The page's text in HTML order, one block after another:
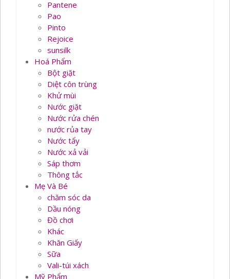
Pantene
Pao
Pinto
Rejoice
sunsilk
Hoá Phẩm
Bột giặt
Diệt côn trùng
Khử mùi
Nước giặt
Nước rửa chén
nước rủa tay
Nước tẩy
Nước xả vải
Sáp thơm
Thông tắc
Mẹ Và Bé
chăm sóc da
Dầu nóng
Đồ chơi
Khác
Khăn Giấy
Sữa
Vali-túi xách
Mỹ Phẩm